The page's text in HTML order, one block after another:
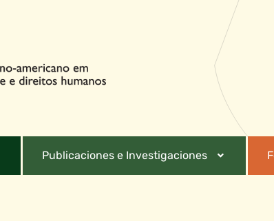
Publicaciones e Investigaciones